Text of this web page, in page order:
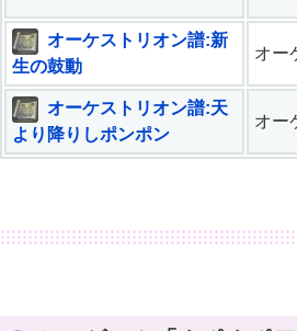
オーケストリオン譜:新
生の鼓動
オー
オーケストリオン譜:天
より降りしポンポン
オー